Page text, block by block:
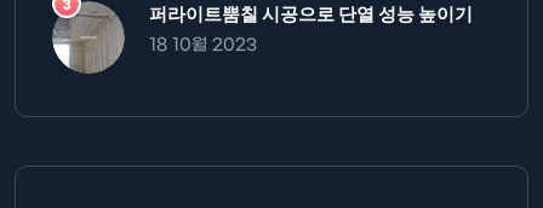
퍼라이트뿜칠 시공으로 단열 성능 높이기
18 10월 2023